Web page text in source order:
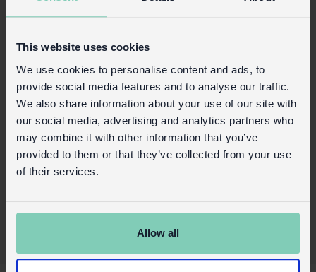
This website uses cookies
We use cookies to personalise content and ads, to
provide social media features and to analyse our traffic.
We also share information about your use of our site with
our social media, advertising and analytics partners who
may combine it with other information that you’ve
provided to them or that they’ve collected from your use
of their services.
Allow all
Achtung:
Nicht geeignet für Kinder unter 3 Jahren.
Sicherheit und Pflege
Produktinformationen
Kaufen Sie auf unserer Einzelhandelsseite